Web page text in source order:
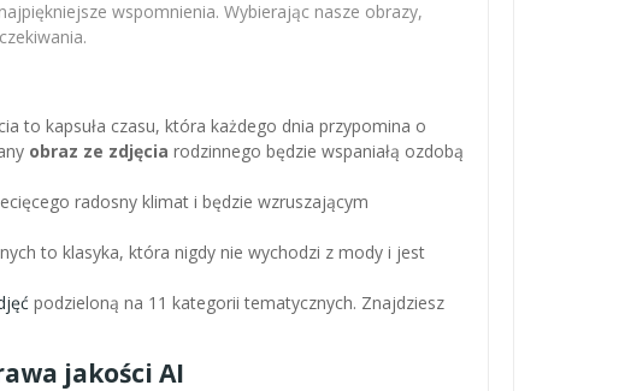
wspomnienia. Wybierając nasze obrazy,
to kapsuła czasu, która każdego dnia przypomina o
obraz ze zdjęcia rodzinnego będzie wspaniałą ozdobą
radosny klimat i będzie wzruszającym
to klasyka, która nigdy nie wychodzi z mody i jest
podzieloną na 11 kategorii tematycznych. Znajdziesz
jakości AI